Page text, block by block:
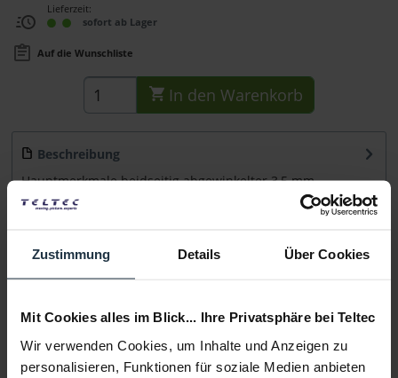
Zustimmung Details Über Cookies
Mit Cookies alles im Blick... Ihre Privatsphäre bei Teltec
Wir verwenden Cookies, um Inhalte und Anzeigen zu
personalisieren, Funktionen für soziale Medien anbieten
Lieferzeit:
sofort ab Lager
Auf die Wunschliste
In den Warenkorb
Beschreibung
Hauptmerkmale beidseitig abgewinkelter 3,5 mm-
Klinkenstecker Länge: 30 cm Lieferumfang 1x...mehr
Infos zu Hersteller & Produktsicherheit